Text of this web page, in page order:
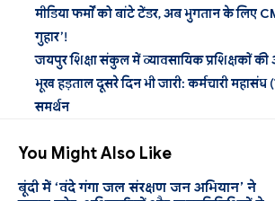
मीडिया फर्मों को बांटे टेंडर, अब भुगतान के लिए
गुहार’!
जयपुर शिक्षा संकुल में व्यावसायिक प्रशिक्षकों
भूख हड़ताल दूसरे दिन भी जारी: कर्मचारी
समर्थन
You Might Also Like
बूंदी में ‘वंदे गंगा जल संरक्षण जन अभियान’ ने